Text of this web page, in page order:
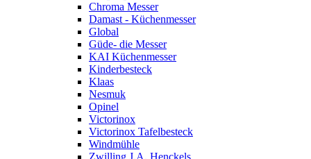
Chroma Messer
Damast - Küchenmesser
Global
Güde- die Messer
KAI Küchenmesser
Kinderbesteck
Klaas
Nesmuk
Opinel
Victorinox
Victorinox Tafelbesteck
Windmühle
Zwilling J.A. Henckels